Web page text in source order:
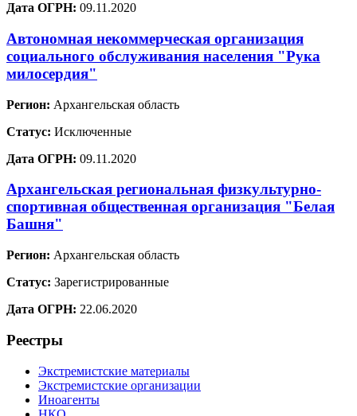
Дата ОГРН: 09.11.2020
Автономная некоммерческая организация
социального обслуживания населения "Рука
милосердия"
Регион: Архангельская область
Статус: Исключенные
Дата ОГРН: 09.11.2020
Архангельская региональная физкультурно-
спортивная общественная организация "Белая
Башня"
Регион: Архангельская область
Статус: Зарегистрированные
Дата ОГРН: 22.06.2020
Реестры
Экстремистские материалы
Экстремистские организации
Иноагенты